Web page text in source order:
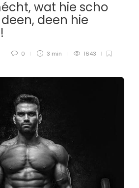
wat hie scho
deen hie
0 3 min 1643